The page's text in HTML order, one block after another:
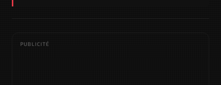
PUBLICITÉ